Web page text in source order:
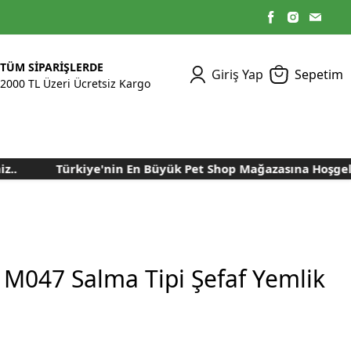
TÜM SİPARİŞLERDE
2000 TL Üzeri Ücretsiz Kargo
Giriş Yap Sepetim
Kümes Ekipmanları
Makineleri
Nem Alma Makineleri
Kuluçka Malzemeleri
Kedi Yaş Mamaları
Bakım Sağlık
Tasmalar
Bakım Sağlık
Tavşan Yemleri
Türkiye'nin En Büyük Pet Shop Mağazasına
Salma Tipi Şefaf Yemlik